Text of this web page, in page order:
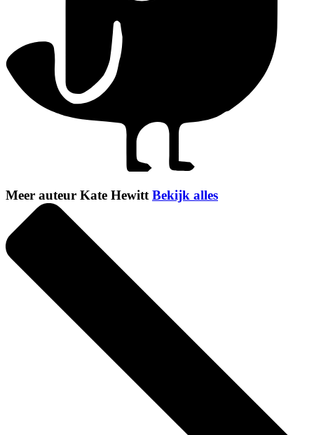
Meer auteur Kate Hewitt Bekijk alles